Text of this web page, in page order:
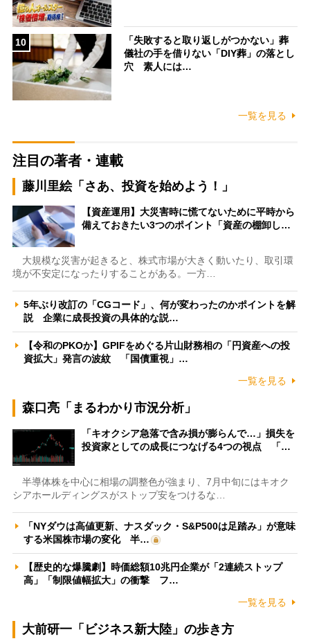
10
「失敗すると取り返しがつかない」葬
儀社の手を借りない「DIY葬」の落とし
穴 素人には…
一覧を見る
注目の著者・連載
藤川里絵「さあ、投資を始めよう！」
【資産運用】大災害時に慌てないために平時から
備えておきたい3つのポイント「資産の棚卸し…
大規模な災害が起きると、株式市場が大きく動いたり、取引環
境が不安定になったりすることがある。一方…
5年ぶり改訂の「CGコード」、何が変わったのかポイントを解
説 企業に成長投資の具体的な説…
【令和のPKOか】GPIFをめぐる片山財務相の「円資産への投
資拡大」発言の波紋 「国債重視」…
一覧を見る
森口亮「まるわかり市況分析」
「キオクシア急落で含み損が膨らんで…」損失を
投資家としての成長につなげる4つの視点 「…
半導体株を中心に相場の調整色が強まり、7月中旬にはキオク
シアホールディングスがストップ安をつけるな…
「NYダウは高値更新、ナスダック・S&P500は足踏み」が意味
する米国株市場の変化 半…
【歴史的な爆騰劇】時価総額10兆円企業が「2連続ストップ
高」「制限値幅拡大」の衝撃 フ…
一覧を見る
大前研一「ビジネス新大陸」の歩き方